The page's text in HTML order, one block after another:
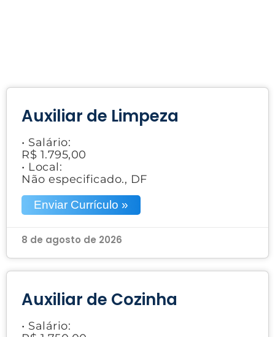
Auxiliar de Limpeza
• Salário:
R$ 1.795,00
• Local:
Não especificado., DF
Enviar Currículo »
8 de agosto de 2026
Auxiliar de Cozinha
• Salário: